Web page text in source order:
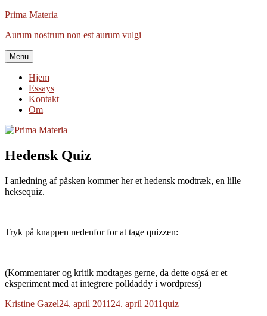
Videre
indhold
Prima Materia
Aurum nostrum non est aurum vulgi
Menu
Hjem
Essays
Kontakt
Om
Hedensk Quiz
I anledning af påsken kommer her et hedensk modtræk, en lille
heksequiz.
Tryk på knappen nedenfor for at tage quizzen:
(Kommentarer og kritik modtages gerne, da dette også er et
eksperiment med at integrere polldaddy i wordpress)
Forfatter
Kristine GazelUdgivet
24. april 2011 24. april 2011Tags
quiz